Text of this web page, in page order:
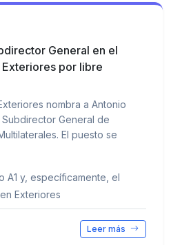
General en el
por libre
nombra a Antonio
General de
El puesto se
A1 y, específicamente, el
Exteriores
Leer más